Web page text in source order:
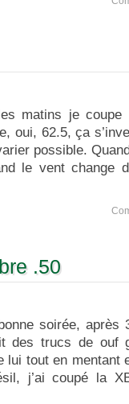
matins je coupe
oui, 62.5, ça
possible.
le vent change
.50
soirée, après
des trucs de ouf
lui tout en mentant
j’ai coupé la